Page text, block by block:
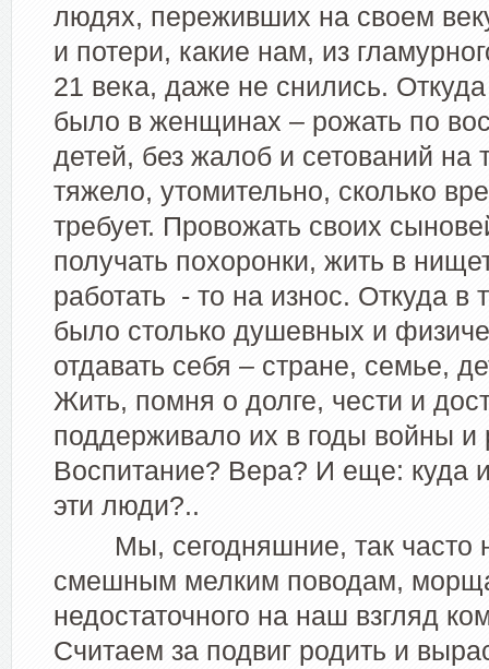
людях, переживших на своем
и потери, какие нам, из
21 века, даже не снились.
было в женщинах – рожать по
детей, без жалоб и сетований на
тяжело, утомительно, сколько
требует. Провожать своих
получать похоронки, жить в
работать - то на износ. Откуда в
было столько душевных и
отдавать себя – стране, семье,
Жить, помня о долге, чести и
поддерживало их в годы войны и
Воспитание? Вера? И еще: куда
эти люди?..
Мы, сегодняшние, так часто
смешным мелким поводам,
недостаточного на наш взгляд
Считаем за подвиг родить и